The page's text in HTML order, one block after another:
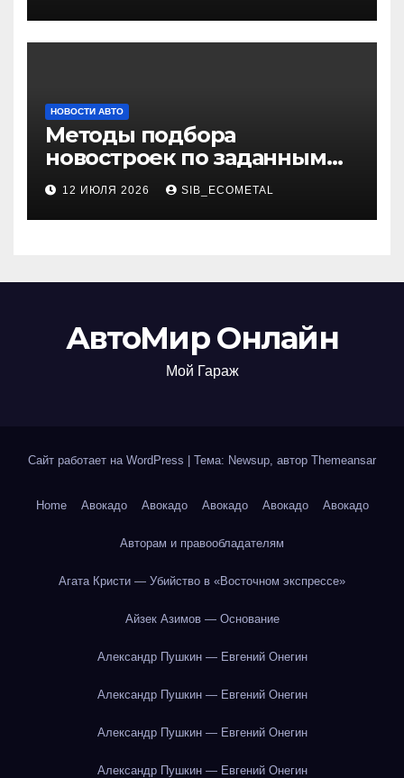
НОВОСТИ АВТО
Методы подбора
новостроек по заданным
критериям
12 ИЮЛЯ 2026 SIB_ECOMETAL
АвтоМир Онлайн
Мой Гараж
Сайт работает на WordPress Тема: Newsup, автор Themeansar
Home Авокадо Авокадо Авокадо Авокадо Авокадо
Авторам и правообладателям
Агата Кристи — Убийство в «Восточном экспрессе»
Айзек Азимов — Основание
Александр Пушкин — Евгений Онегин
Александр Пушкин — Евгений Онегин
Александр Пушкин — Евгений Онегин
Александр Пушкин — Евгений Онегин